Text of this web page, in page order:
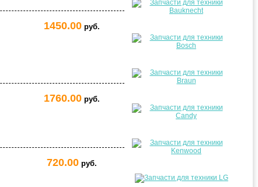
1450.00 руб.
1760.00 руб.
720.00 руб.